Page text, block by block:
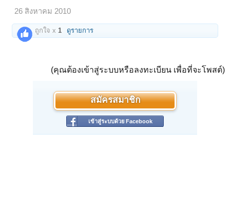
26 สิงหาคม 2010
ถูกใจ x 1 ดูรายการ
(คุณต้องเข้าสู่ระบบหรือลงทะเบียน เพื่อที่จะโพสต์)
สมัครสมาชิก
เข้าสู่ระบบด้วย Facebook